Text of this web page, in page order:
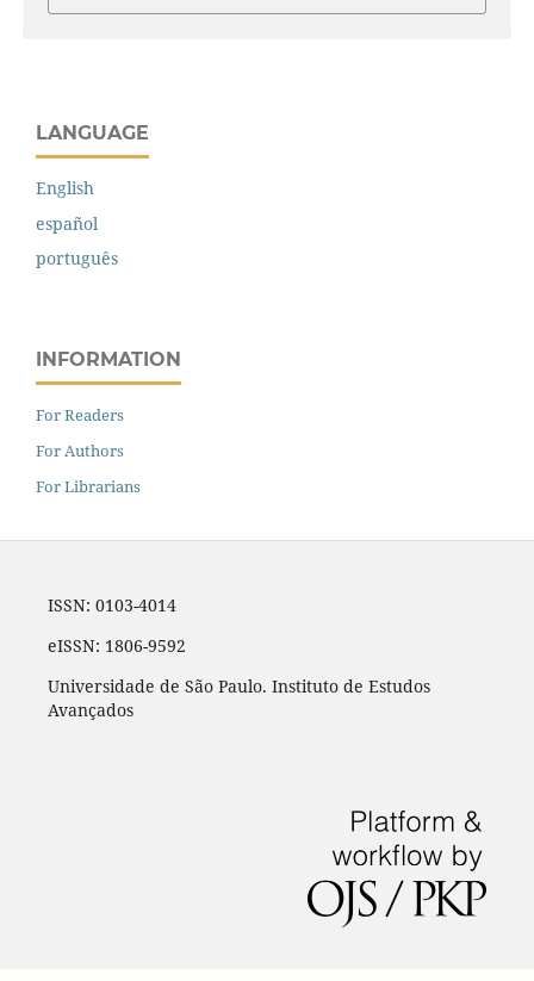
LANGUAGE
English
español
português
INFORMATION
For Readers
For Authors
For Librarians
ISSN: 0103-4014
eISSN: 1806-9592
Universidade de São Paulo. Instituto de Estudos
Avançados